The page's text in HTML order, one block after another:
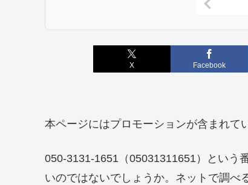
X Facebook
本ページにはプロモーションが含まれて
050-3131-1651（05031311651）という
いのではないでしょうか。ネットで調べ